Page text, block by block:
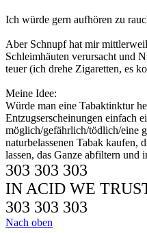
Ich würde gern aufhören zu
Aber Schnupf hat mir
Schleimhäuten verursacht und
teuer (ich drehe Zigaretten, es
Meine Idee:
Würde man eine Tabaktinktur
Entzugserscheinungen einfach
möglich/gefährlich/tödlich/eine
naturbelassenen Tabak kaufen,
lassen, das Ganze abfiltern und
303 303 303
IN ACID WE
303 303 303
Nach oben